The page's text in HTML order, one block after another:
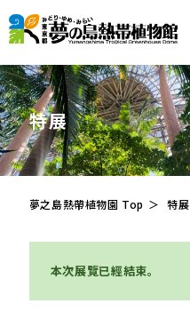
特展
夢之島熱帶植物園 Top 特展
本次展覽已經結束。